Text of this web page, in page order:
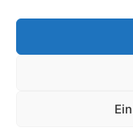
Als neuer
neue Seiten und